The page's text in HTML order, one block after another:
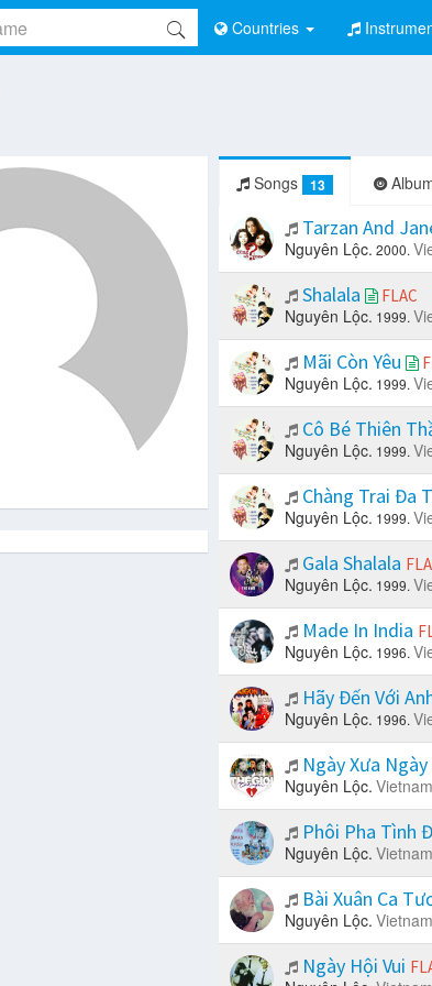
Countries
Songs 13
Tarzan And
Nguyên Lộc. 2000.
Shalala FLAC
Nguyên Lộc. 1999.
Mãi Còn Yêu
Nguyên Lộc. 1999.
Cô Bé Thiên
Nguyên Lộc. 1999.
Chàng Trai Đa
Nguyên Lộc. 1999.
Gala Shalala
Nguyên Lộc. 1999.
Made In India
Nguyên Lộc. 1996.
Hãy Đến Với
Nguyên Lộc. 1996.
Ngày Xưa Ngày
Nguyên Lộc.
Phôi Pha Tình
Nguyên Lộc.
Bài Xuân Ca
Nguyên Lộc.
Ngày Hội Vui